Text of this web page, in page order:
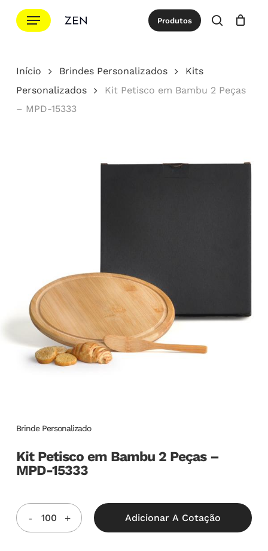
para
principal
Menu Produtos
procurar
Cotação Close
Início Brindes Personalizados
Kits
Personalizados
Kit Petisco em Bambu 2 Peças
– MPD-15333
Brinde Personalizado
Kit Petisco em Bambu 2 Peças –
MPD-15333
Adicionar A Cotação